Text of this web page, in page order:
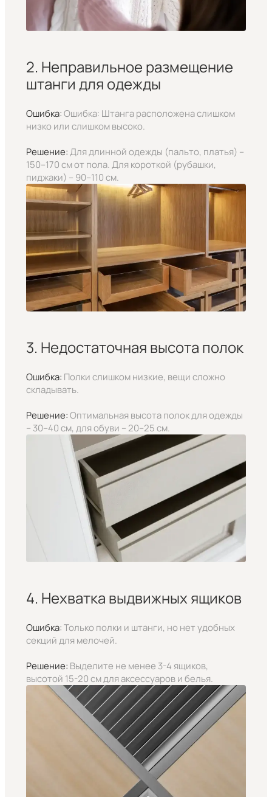
2. Неправильное размещение
штанги для одежды
Ошибка:Ошибка: Штанга расположена слишком
низко или слишком высоко.
Решение:Для длинной одежды (пальто, платья) –
150–170 см от пола. Для короткой (рубашки,
пиджаки) – 90–110 см.
3. Недостаточная высота полок
Ошибка: Полки слишком низкие, вещи сложно
складывать.
Решение:Оптимальная высота полок для одежды
– 30–40 см, для обуви – 20–25 см.
4. Нехватка выдвижных ящиков
Ошибка:Только полки и штанги, но нет удобных
секций для мелочей.
Решение: Выделите не менее 3-4 ящиков,
высотой 15-20 см для аксессуаров и белья.